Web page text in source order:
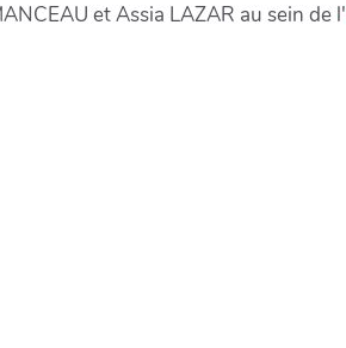
et Assia LAZAR au sein de l'